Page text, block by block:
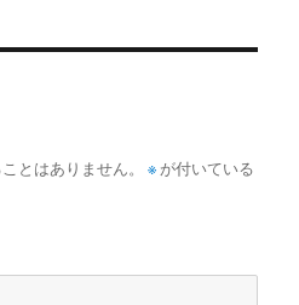
とはありません。 ※ が付いている